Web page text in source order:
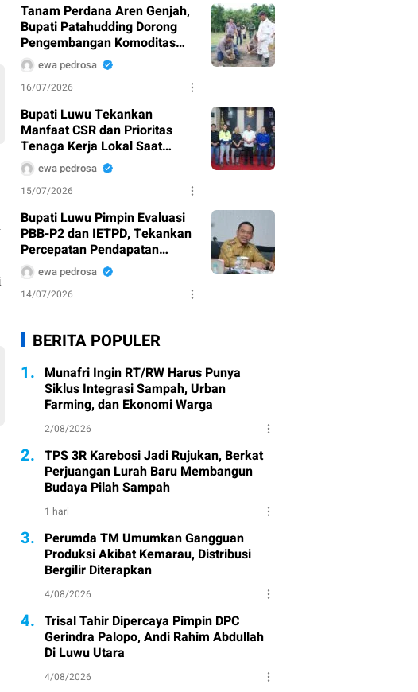
Tanam Perdana Aren Genjah,
Bupati Patahudding Dorong
Pengembangan Komoditas
Bernilai Ekonomi Tinggi
ewa pedrosa
16/07/2026
Bupati Luwu Tekankan
Manfaat CSR dan Prioritas
Tenaga Kerja Lokal Saat
Terima Audiensi PT Petrosea
ewa pedrosa
15/07/2026
Bupati Luwu Pimpin Evaluasi
PBB-P2 dan IETPD, Tekankan
Percepatan Pendapatan
Daerah
ewa pedrosa
14/07/2026
BERITA POPULER
1. Munafri Ingin RT/RW Harus Punya
Siklus Integrasi Sampah, Urban
Farming, dan Ekonomi Warga
2/08/2026
2. TPS 3R Karebosi Jadi Rujukan, Berkat
Perjuangan Lurah Baru Membangun
Budaya Pilah Sampah
1 hari
3. Perumda TM Umumkan Gangguan
Produksi Akibat Kemarau, Distribusi
Bergilir Diterapkan
4/08/2026
4. Trisal Tahir Dipercaya Pimpin DPC
Gerindra Palopo, Andi Rahim Abdullah
Di Luwu Utara
4/08/2026